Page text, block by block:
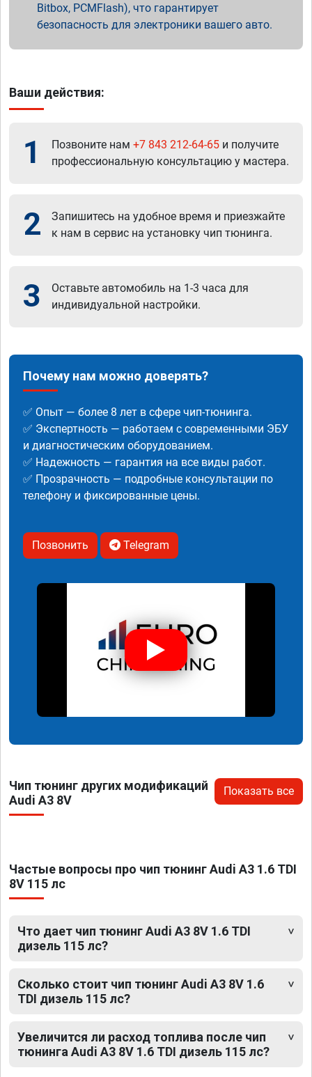
Bitbox, PCMFlash), что гарантирует
безопасность для электроники вашего авто.
Ваши действия:
1 Позвоните нам +7 843 212-64-65 и получите
профессиональную консультацию у мастера.
2
Запишитесь на удобное время и приезжайте
к нам в сервис на установку чип тюнинга.
3
Оставьте автомобиль на 1-3 часа для
индивидуальной настройки.
Почему нам можно доверять?
✅ Опыт — более 8 лет в сфере чип-тюнинга.
✅ Экспертность — работаем с современными ЭБУ
и диагностическим оборудованием.
✅ Надежность — гарантия на все виды работ.
✅ Прозрачность — подробные консультации по
телефону и фиксированные цены.
Позвонить Telegram
Чип тюнинг других модификаций
Audi A3 8V
Показать все
Частые вопросы про чип тюнинг Audi A3 1.6 TDI
8V 115 лс
Что дает чип тюнинг Audi A3 8V 1.6 TDI
дизель 115 лс?
Сколько стоит чип тюнинг Audi A3 8V 1.6
TDI дизель 115 лс?
Увеличится ли расход топлива после чип
тюнинга Audi A3 8V 1.6 TDI дизель 115 лс?